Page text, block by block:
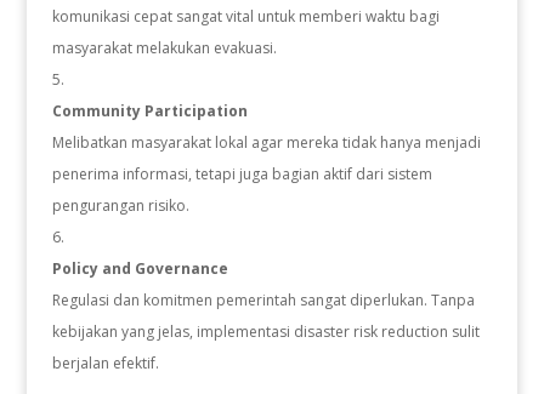
komunikasi cepat sangat vital untuk memberi waktu bagi
masyarakat melakukan evakuasi.
Community Participation
Melibatkan masyarakat lokal agar mereka tidak hanya menjadi
penerima informasi, tetapi juga bagian aktif dari sistem
pengurangan risiko.
Policy and Governance
Regulasi dan komitmen pemerintah sangat diperlukan. Tanpa
kebijakan yang jelas, implementasi disaster risk reduction sulit
berjalan efektif.